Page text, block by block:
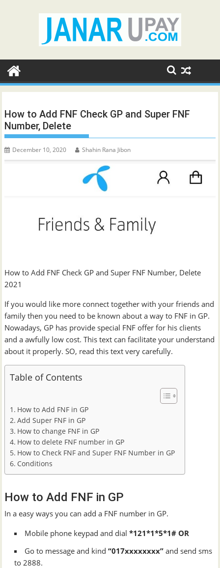
How to Add FNF Check GP and Super FNF
Number, Delete
December 10, 2020 Shahin Rana Jibon
How to Add FNF Check GP and Super FNF Number, Delete
2021
If you would like more connect together with your friends and
family then you need to be known about a way to FNF in GP.
Nowadays, GP has provide special FNF offer for his clients
and a awfully low cost. This text can facilitate your understand
about it properly. SO, read this text very carefully.
Table of Contents
How to Add FNF in GP
Add Super FNF in GP
How to change FNF in GP
How to delete FNF number in GP
How to Check FNF and Super FNF Number in GP
Conditions
How to Add FNF in GP
In a easy ways you can add a FNF number in GP.
Mobile phone keypad and dial*121*1*5*1# OR
Go to message and kind“017xxxxxxxx” and send sms
to 2888.